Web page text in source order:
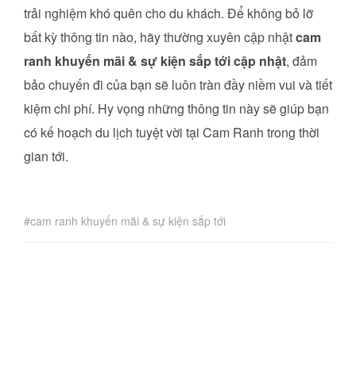
trải nghiệm khó quên cho du khách. Để không bỏ lỡ
bất kỳ thông tin nào, hãy thường xuyên cập nhậtcam
ranh khuyến mãi & sự kiện sắp tới cập nhật, đảm
bảo chuyến đi của bạn sẽ luôn tràn đầy niềm vui và tiết
kiệm chi phí. Hy vọng những thông tin này sẽ giúp bạn
có kế hoạch du lịch tuyệt vời tại Cam Ranh trong thời
gian tới.
cam ranh khuyến mãi & sự kiện sắp tới